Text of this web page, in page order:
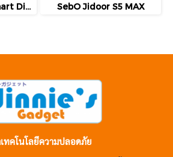
SebO Jidoor S5 Smart Digital Door Lock SebO Jidoor S5 MAX
ทคโนโลยีความปลอดภัย